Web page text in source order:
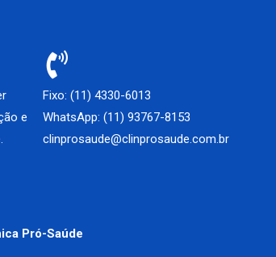
e
Fixo: (11) 4330-6013
WhatsApp: (11) 93767-8153
clinprosaude@clinprosaude.com.br
Pró-Saúde